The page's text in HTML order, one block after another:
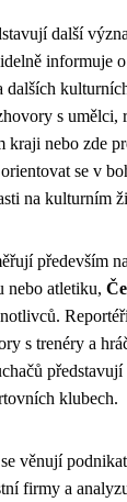
další
informuje
dalších
s umělci,
kraji nebo zde
se v
na kulturním
především
nebo atletiku,
s trenéry a
klubech.
věnují
firmy a